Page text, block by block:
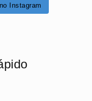
Instagram